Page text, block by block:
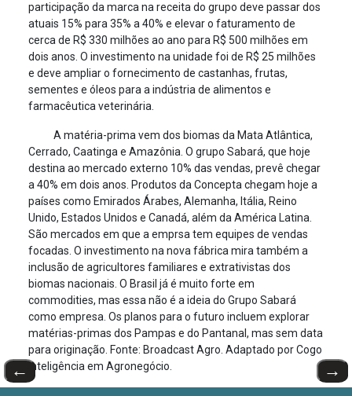
participação da marca na receita do grupo deve passar dos
atuais 15% para 35% a 40% e elevar o faturamento de
cerca de R$ 330 milhões ao ano para R$ 500 milhões em
dois anos. O investimento na unidade foi de R$ 25 milhões
e deve ampliar o fornecimento de castanhas, frutas,
sementes e óleos para a indústria de alimentos e
farmacêutica veterinária.
A matéria-prima vem dos biomas da Mata Atlântica,
Cerrado, Caatinga e Amazônia. O grupo Sabará, que hoje
destina ao mercado externo 10% das vendas, prevê chegar
a 40% em dois anos. Produtos da Concepta chegam hoje a
países como Emirados Árabes, Alemanha, Itália, Reino
Unido, Estados Unidos e Canadá, além da América Latina.
São mercados em que a emprsa tem equipes de vendas
focadas. O investimento na nova fábrica mira também a
inclusão de agricultores familiares e extrativistas dos
biomas nacionais. O Brasil já é muito forte em
commodities, mas essa não é a ideia do Grupo Sabará
como empresa. Os planos para o futuro incluem explorar
matérias-primas dos Pampas e do Pantanal, mas sem data
para originação. Fonte: Broadcast Agro. Adaptado por Cogo
Inteligência em Agronegócio.
← →